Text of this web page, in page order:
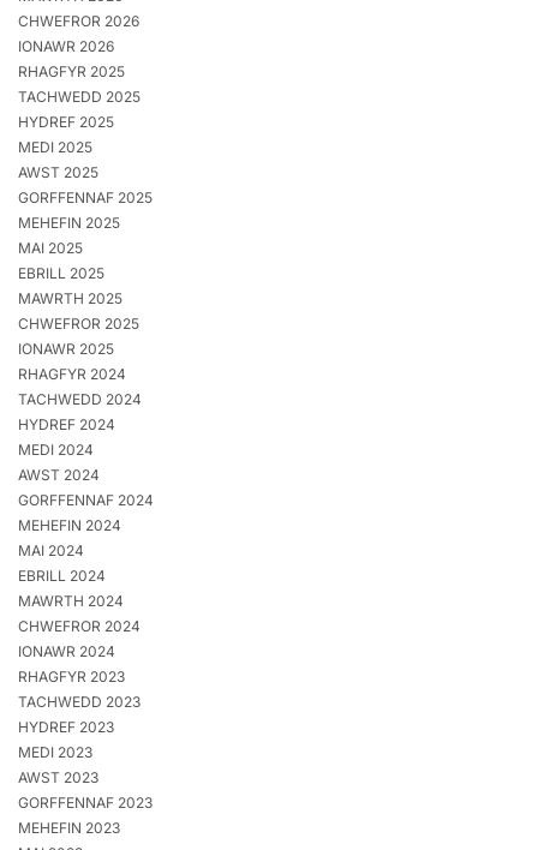
CHWEFROR 2026
IONAWR 2026
RHAGFYR 2025
TACHWEDD 2025
HYDREF 2025
MEDI 2025
AWST 2025
GORFFENNAF 2025
MEHEFIN 2025
MAI 2025
EBRILL 2025
MAWRTH 2025
CHWEFROR 2025
IONAWR 2025
RHAGFYR 2024
TACHWEDD 2024
HYDREF 2024
MEDI 2024
AWST 2024
GORFFENNAF 2024
MEHEFIN 2024
MAI 2024
EBRILL 2024
MAWRTH 2024
CHWEFROR 2024
IONAWR 2024
RHAGFYR 2023
TACHWEDD 2023
HYDREF 2023
MEDI 2023
AWST 2023
GORFFENNAF 2023
MEHEFIN 2023